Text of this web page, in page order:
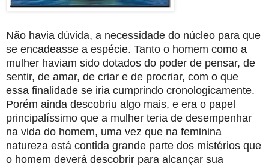
Não havia dúvida, a necessidade do núcleo para que
se encadeasse a espécie. Tanto o homem como a
mulher haviam sido dotados do poder de pensar, de
sentir, de amar, de criar e de procriar, com o que
essa finalidade se iria cumprindo cronologicamente.
Porém ainda descobriu algo mais, e era o papel
principalíssimo que a mulher teria de desempenhar
na vida do homem, uma vez que na feminina
natureza está contida grande parte dos mistérios que
o homem deverá descobrir para alcançar sua